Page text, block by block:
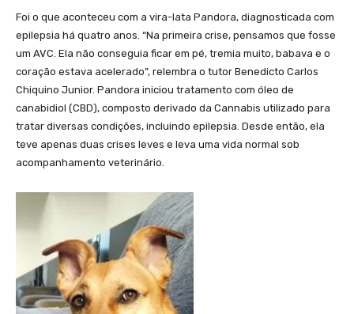
Foi o que aconteceu com a vira-lata Pandora, diagnosticada com
epilepsia há quatro anos. “Na primeira crise, pensamos que fosse
um AVC. Ela não conseguia ficar em pé, tremia muito, babava e o
coração estava acelerado”, relembra o tutor Benedicto Carlos
Chiquino Junior. Pandora iniciou tratamento com óleo de
canabidiol (CBD), composto derivado da Cannabis utilizado para
tratar diversas condições, incluindo epilepsia. Desde então, ela
teve apenas duas crises leves e leva uma vida normal sob
acompanhamento veterinário.